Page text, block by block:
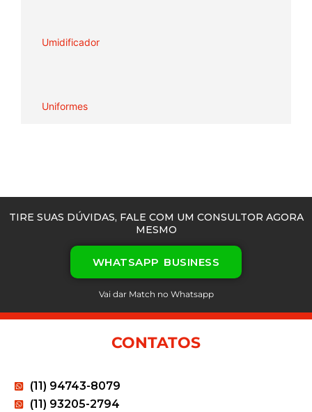
Umidificador
Uniformes
TIRE SUAS DÚVIDAS, FALE COM UM CONSULTOR AGORA
MESMO
WHATSAPP BUSINESS
Vai dar Match no Whatsapp
CONTATOS
(11) 94743-8079
(11) 93205-2794